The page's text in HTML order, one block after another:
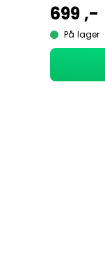
699 ,-
På lager